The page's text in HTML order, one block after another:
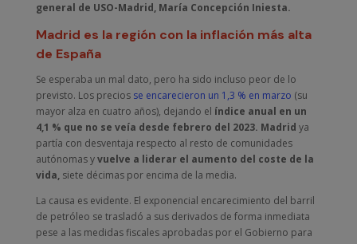
general de USO-Madrid, María Concepción Iniesta.
Madrid es la región con la inflación más alta
de España
Se esperaba un mal dato, pero ha sido incluso peor de lo
previsto. Los precios se encarecieron un 1,3 % en marzo (su
mayor alza en cuatro años), dejando el índice anual en un
4,1 % que no se veía desde febrero del 2023. Madrid ya
partía con desventaja respecto al resto de comunidades
autónomas yvuelve a liderar el aumento del coste de la
vida,siete décimas por encima de la media.
La causa es evidente. El exponencial encarecimiento del barril
de petróleo se trasladó a sus derivados de forma inmediata
pese a las medidas fiscales aprobadas por el Gobierno para